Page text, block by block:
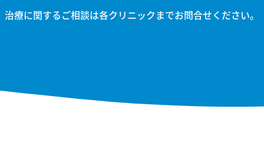
治療に関するご相談は各クリニックまでお問合せください。